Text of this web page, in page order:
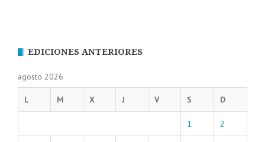
EDICIONES ANTERIORES
agosto 2026
L M X J V S D
1 2